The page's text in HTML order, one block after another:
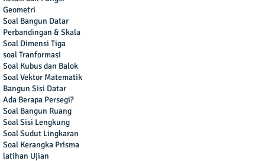
Geometri
Soal Bangun Datar
Perbandingan & Skala
Soal Dimensi Tiga
soal Tranformasi
Soal Kubus dan Balok
Soal Vektor Matematik
Bangun Sisi Datar
Ada Berapa Persegi?
Soal Bangun Ruang
Soal Sisi Lengkung
Soal Sudut Lingkaran
Soal Kerangka Prisma
latihan Ujian